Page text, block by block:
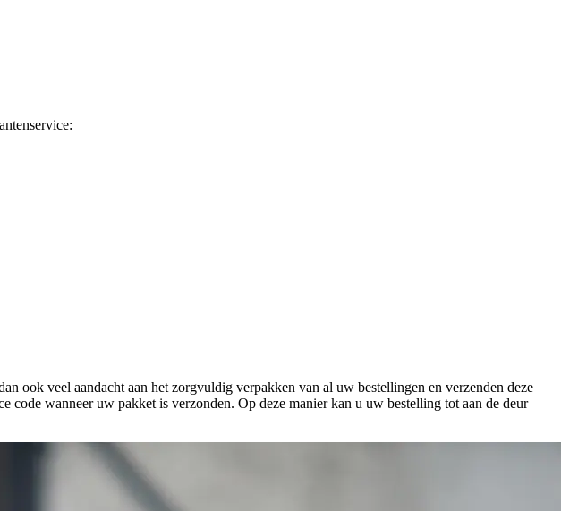
ook veel aandacht aan het zorgvuldig verpakken van al uw bestellingen en verzenden deze
wanneer uw pakket is verzonden. Op deze manier kan u uw bestelling tot aan de deur